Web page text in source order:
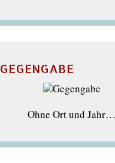
GEGENGABE
Ohne Ort und Jahr…